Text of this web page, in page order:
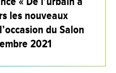
les nouveaux
du Salon
2021